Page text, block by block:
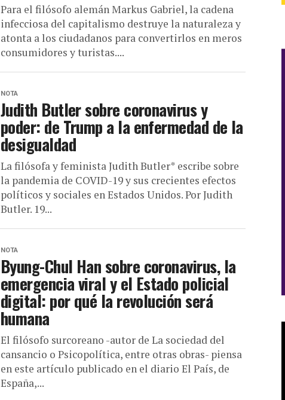
Para el filósofo alemán Markus Gabriel, la cadena
infecciosa del capitalismo destruye la naturaleza y
atonta a los ciudadanos para convertirlos en meros
consumidores y turistas....
NOTA
Judith Butler sobre coronavirus y
poder: de Trump a la enfermedad de la
desigualdad
La filósofa y feminista Judith Butler* escribe sobre
la pandemia de COVID-19 y sus crecientes efectos
políticos y sociales en Estados Unidos. Por Judith
Butler. 19...
NOTA
Byung-Chul Han sobre coronavirus, la
emergencia viral y el Estado policial
digital: por qué la revolución será
humana
El filósofo surcoreano -autor de La sociedad del
cansancio o Psicopolítica, entre otras obras- piensa
en este artículo publicado en el diario El País, de
España,...